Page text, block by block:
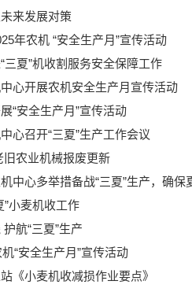
来发展对策
年农机 “安全生产月”宣传活动
夏”机收割服务安全保障工作
心开展农机安全生产月宣传活动
“安全生产月”宣传活动
心召开“三夏”生产工作会议
农业机械报废更新
中心多举措备战“三夏”生产，确保
”小麦机收工作
航“三夏”生产
“安全生产月”宣传活动
《小麦机收减损作业要点》